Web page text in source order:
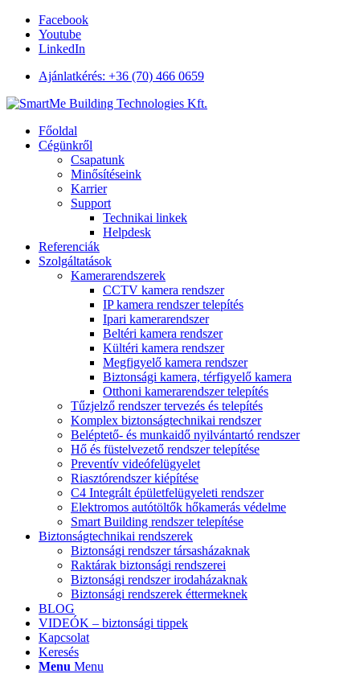
Facebook
Youtube
LinkedIn
Ajánlatkérés: +36 (70) 466 0659
Főoldal
Cégünkről
Csapatunk
Minősítéseink
Karrier
Support
Technikai linkek
Helpdesk
Referenciák
Szolgáltatások
Kamerarendszerek
CCTV kamera rendszer
IP kamera rendszer telepítés
Ipari kamerarendszer
Beltéri kamera rendszer
Kültéri kamera rendszer
Megfigyelő kamera rendszer
Biztonsági kamera, térfigyelő kamera
Otthoni kamerarendszer telepítés
Tűzjelző rendszer tervezés és telepítés
Komplex biztonságtechnikai rendszer
Beléptető- és munkaidő nyilvántartó rendszer
Hő és füstelvezető rendszer telepítése
Preventív videófelügyelet
Riasztórendszer kiépítése
C4 Integrált épületfelügyeleti rendszer
Elektromos autótöltők hőkamerás védelme
Smart Building rendszer telepítése
Biztonságtechnikai rendszerek
Biztonsági rendszer társasházaknak
Raktárak biztonsági rendszerei
Biztonsági rendszer irodaházaknak
Biztonsági rendszerek éttermeknek
BLOG
VIDEÓK – biztonsági tippek
Kapcsolat
Keresés
Menu Menu